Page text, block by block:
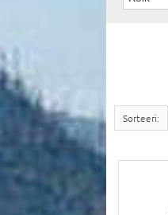
Sorteeri